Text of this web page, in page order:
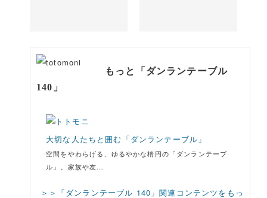
もっと「ダンランテーブル
140」
大切な人たちと囲む「ダンランテーブル」
空間をやわらげる、ゆるやかな楕円の「ダンランテーブ
ル」。家族や友…
＞＞「ダンランテーブル 140」関連コンテンツをもっ